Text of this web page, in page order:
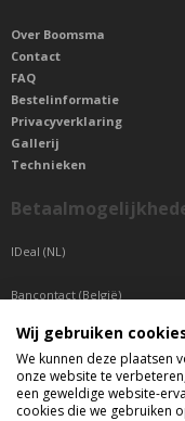
Over Boomsma
Contact
FAQ
Bestelinformatie
Privacyverklaring
Gallerij
Technieken
IDeal (NL)
Bancontact (België)
Sepa betaling (Overige
Telefonisch
Wij gebruiken
We kunnen deze plaatsen
onze website te
een geweldige website-
cookies die we gebruiken